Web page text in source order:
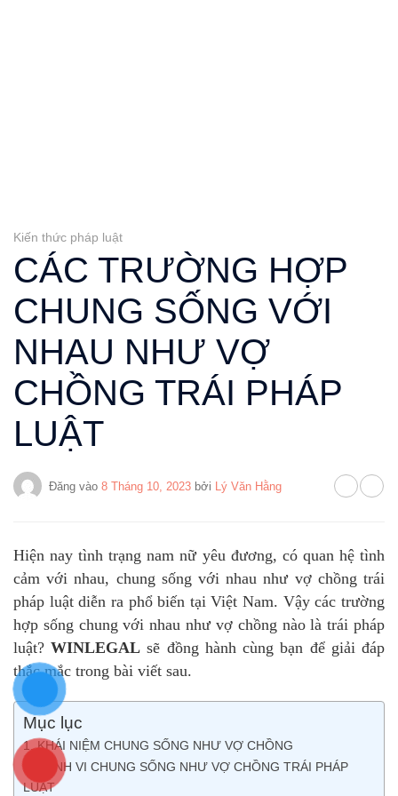
Kiến thức pháp luật
CÁC TRƯỜNG HỢP
CHUNG SỐNG VỚI
NHAU NHƯ VỢ
CHỒNG TRÁI PHÁP
LUẬT
Đăng vào 8 Tháng 10, 2023 bởi Lý Văn Hằng
Hiện nay tình trạng nam nữ yêu đương, có quan hệ tình
cảm với nhau, chung sống với nhau như vợ chồng trái
pháp luật diễn ra phổ biến tại Việt Nam. Vậy các trường
hợp sống chung với nhau như vợ chồng nào là trái pháp
luật?WINLEGAL sẽ đồng hành cùng bạn để giải đáp
thắc mắc trong bài viết sau.
Mục lục
1. KHÁI NIỆM CHUNG SỐNG NHƯ VỢ CHỒNG
2. HÀNH VI CHUNG SỐNG NHƯ VỢ CHỒNG TRÁI PHÁP
LUẬT